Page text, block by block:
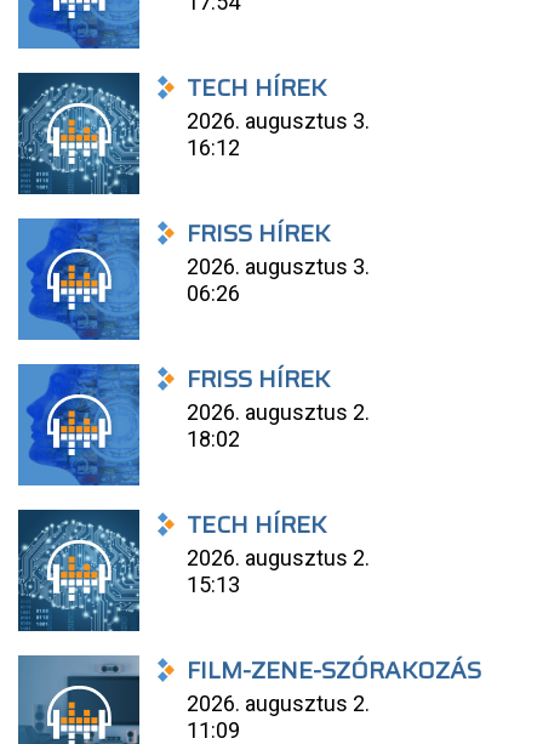
TECH HÍREK
2026. augusztus 3.
16:12
FRISS HÍREK
2026. augusztus 3.
06:26
FRISS HÍREK
2026. augusztus 2.
18:02
TECH HÍREK
2026. augusztus 2.
15:13
FILM-ZENE-SZÓRAKOZÁS
2026. augusztus 2.
11:09